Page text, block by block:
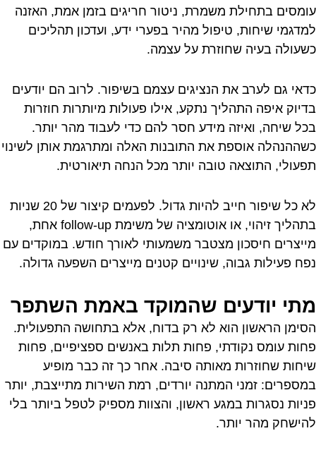
עומסים בתחילת משמרת, ניטור חריגים בזמן אמת, האזנה
למדגמי שיחות, טיפול מהיר בפערי ידע, ועדכון תהליכים
כשעולה בעיה שחוזרת על עצמה.
כדאי גם לערב את הנציגים עצמם בשיפור. לרוב הם יודעים
בדיוק איפה התהליך נתקע, אילו פעולות מיותרות חוזרות
בכל שיחה, ואיזה מידע חסר להם כדי לעבוד מהר יותר.
כשההנהלה אוספת את התובנות האלה ומתרגמת אותן לשינוי
תפעולי, התוצאה טובה יותר מכל הנחה תיאורטית.
לא כל שיפור חייב להיות גדול. לפעמים קיצור של 20 שניות
בתהליך זיהוי, או אוטומציה של משימת follow-up אחת,
מייצרים חיסכון מצטבר משמעותי לאורך חודש. במוקדים עם
נפח פעילות גבוה, שינויים קטנים מייצרים השפעה גדולה.
מתי יודעים שהמוקד באמת השתפר
הסימן הראשון הוא לא רק בדוח, אלא בתחושה התפעולית.
פחות עומס נקודתי, פחות תלות באנשים ספציפיים, פחות
שיחות שחוזרות מאותה סיבה. אחר כך זה כבר מופיע
במספרים: זמני המתנה יורדים, רמת השירות מתייצבת, יותר
פניות נסגרות במגע ראשון, והצוות מספיק לטפל ביותר בלי
להישחק מהר יותר.